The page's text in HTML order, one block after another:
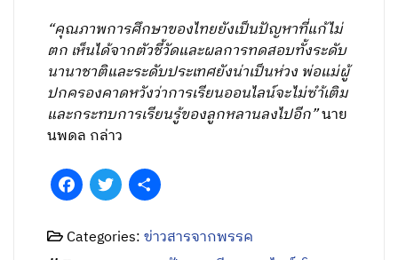
“คุณภาพการศึกษาของไทยยังเป็นปัญหาที่แก้ไม่
ตก เห็นได้จากตัวชี้วัดและผลการทดสอบทั้งระดับ
นานาชาติและระดับประเทศยังน่าเป็นห่วง พ่อแม่ผู้
ปกครองคาดหวังว่าการเรียนออนไลน์จะไม่ซำ้เติม
และกระทบการเรียนรู้ของลูกหลานลงไปอีก”นาย
นพดล กล่าว
FacebookTwitter
Categories:ข่าวสารจากพรรค